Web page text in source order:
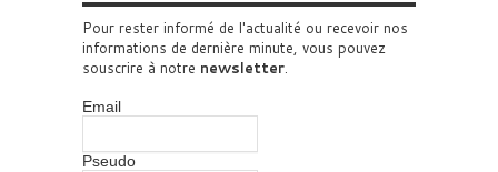
Pour rester informé de l'actualité ou recevoir nos
informations de dernière minute, vous pouvez
souscrire à notre newsletter.
Email
Pseudo